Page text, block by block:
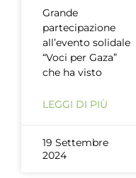
Grande
partecipazione
all’evento solidale
“Voci per Gaza”
che ha visto
LEGGI DI PIÙ
19 Settembre
2024